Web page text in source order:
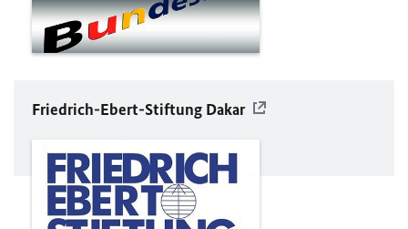
Friedrich-Ebert-Stiftung Dakar